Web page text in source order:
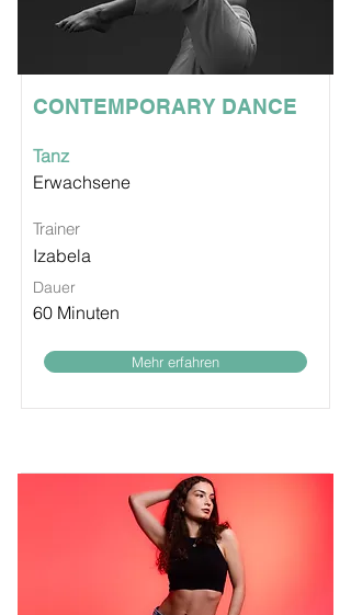
CONTEMPORARY DANCE
Tanz
Erwachsene
Trainer
Izabela
Dauer
60 Minuten
Mehr erfahren